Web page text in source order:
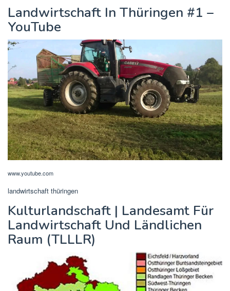
Landwirtschaft In Thüringen #1 –
YouTube
www.youtube.com
landwirtschaft thüringen
Kulturlandschaft | Landesamt Für
Landwirtschaft Und Ländlichen
Raum (TLLLR)